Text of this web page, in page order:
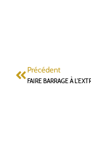
Précédent